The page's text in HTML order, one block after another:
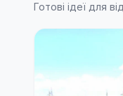
Готові ідеї для